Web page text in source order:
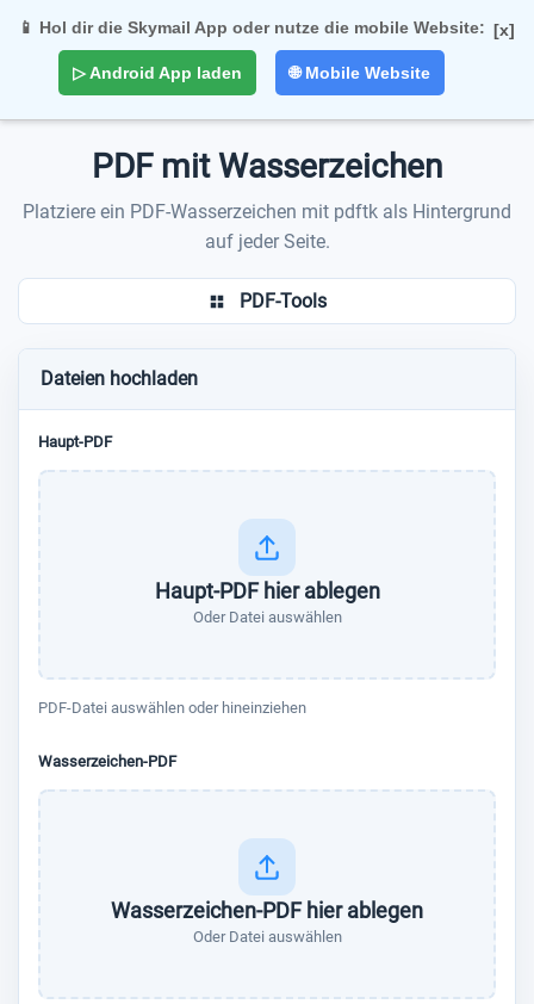
PDF mit Wasserzeichen
Platziere ein PDF-Wasserzeichen mit pdftk als Hintergrund
auf jeder Seite.
PDF-Tools
Dateien hochladen
Haupt-PDF
Haupt-PDF hier ablegen
Oder Datei auswählen
PDF-Datei auswählen oder hineinziehen
Wasserzeichen-PDF
Wasserzeichen-PDF hier ablegen
Oder Datei auswählen
[x]
📱 Hol dir die Skymail App oder nutze die mobile Website:
▷ Android App laden 🌐 Mobile Website